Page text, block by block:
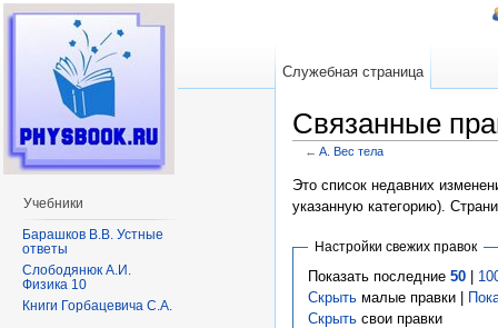
Связанные
← A. Вес тела
Это список недавних
указанную категорию).
Настройки свежих правок
Показать последние 50|
Скрытьмалые правки |
Скрытьсвои правки
Служебная страница
Учебники
Барашков В.В. Устные
ответы
Слободянюк А.И.
Физика 10
Книги Горбацевича С.А.